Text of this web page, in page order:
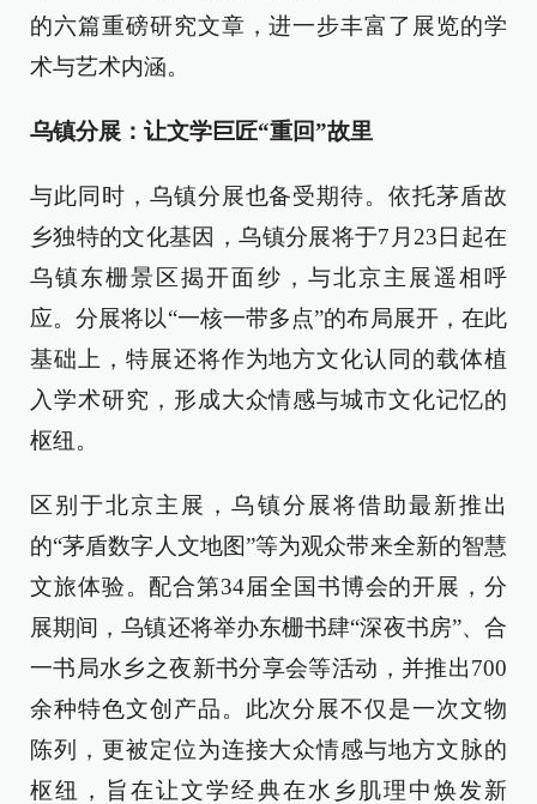
的六篇重磅研究文章，进一步丰富了展览的学
术与艺术内涵。
乌镇分展：让文学巨匠“重回”故里
与此同时，乌镇分展也备受期待。依托茅盾故
乡独特的文化基因，乌镇分展将于7月23日起在
乌镇东栅景区揭开面纱，与北京主展遥相呼
应。分展将以“一核一带多点”的布局展开，在此
基础上，特展还将作为地方文化认同的载体植
入学术研究，形成大众情感与城市文化记忆的
枢纽。
区别于北京主展，乌镇分展将借助最新推出
的“茅盾数字人文地图”等为观众带来全新的智慧
文旅体验。配合第34届全国书博会的开展，分
展期间，乌镇还将举办东栅书肆“深夜书房”、合
一书局水乡之夜新书分享会等活动，并推出700
余种特色文创产品。此次分展不仅是一次文物
陈列，更被定位为连接大众情感与地方文脉的
枢纽，旨在让文学经典在水乡肌理中焕发新